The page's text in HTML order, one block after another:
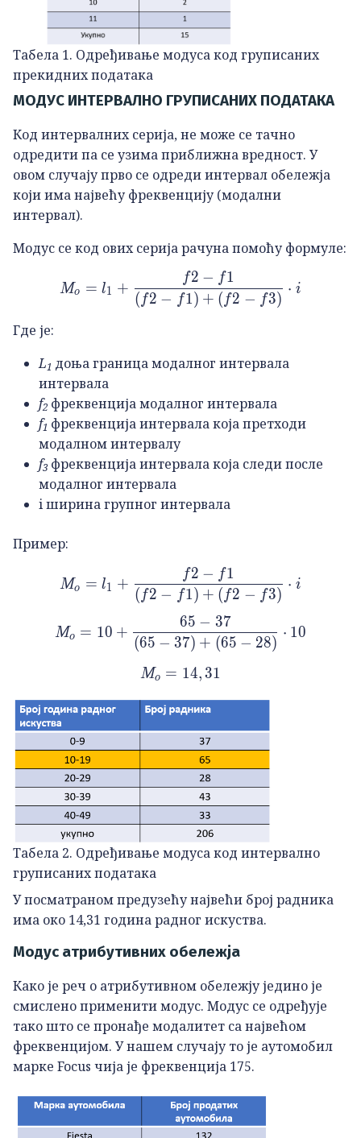
Табела 1. Одређивање модуса код груписаних
прекидних података
МОДУС ИНТЕРВАЛНО ГРУПИСАНИХ ПОДАТАКА
Код интервалних серија, не може се тачно
одредити па се узима приближна вредност. У
овом случају прво се одреди интервал обележја
који има највећу фреквенцију (модални
интервал).
Модус се код ових серија рачуна помоћу формуле:
M_o=l_1+\frac{f2-
Mo = l1 +
( f2 − f1) + ( f2 − f3)
f2 − f1
⋅ i
Где је:
L1 доња граница модалног интервала
интервала
f2 фреквенција модалног интервала
f1 фреквенција интервала која претходи
модалном интервалу
f3 фреквенција интервала која следи после
модалног интервала
i ширина групног интервала
Пример:
M_o=l_1+\frac{f2-
Mo = l1 +
( f2 − f1) + ( f2 − f3)
f2 − f1
⋅ i
M_o=10+\frac{65-
Mo = 10 +
(65 − 37) + (65 − 28)
65 − 37
⋅ 10
M_o=14,31
Mo = 14, 31
Табела 2. Одређивање модуса код интервално
груписаних података
У посматраном предузећу највећи број радника
има око 14,31 година радног искуства.
Модус атрибутивних обележја
Како је реч о атрибутивном обележју једино је
смислено применити модус. Модус се одређује
тако што се пронађе модалитет са највећом
фреквенцијом. У нашем случају то је аутомобил
марке Focus чија је фреквенција 175.